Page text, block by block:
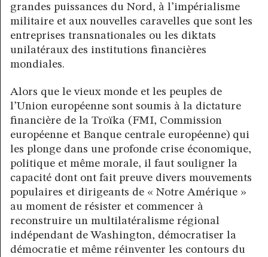
grandes puissances du Nord, à l’impérialisme
militaire et aux nouvelles caravelles que sont les
entreprises transnationales ou les diktats
unilatéraux des institutions financières
mondiales.
Alors que le vieux monde et les peuples de
l’Union européenne sont soumis à la dictature
financière de la Troïka (FMI, Commission
européenne et Banque centrale européenne) qui
les plonge dans une profonde crise économique,
politique et même morale, il faut souligner la
capacité dont ont fait preuve divers mouvements
populaires et dirigeants de « Notre Amérique »
au moment de résister et commencer à
reconstruire un multilatéralisme régional
indépendant de Washington, démocratiser la
démocratie et même réinventer les contours du